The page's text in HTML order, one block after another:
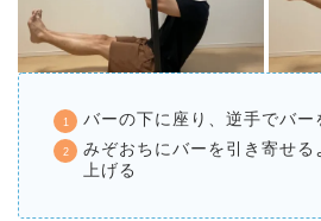
バーの下に座り、逆手でバー
みぞおちにバーを引き寄せる
上げる